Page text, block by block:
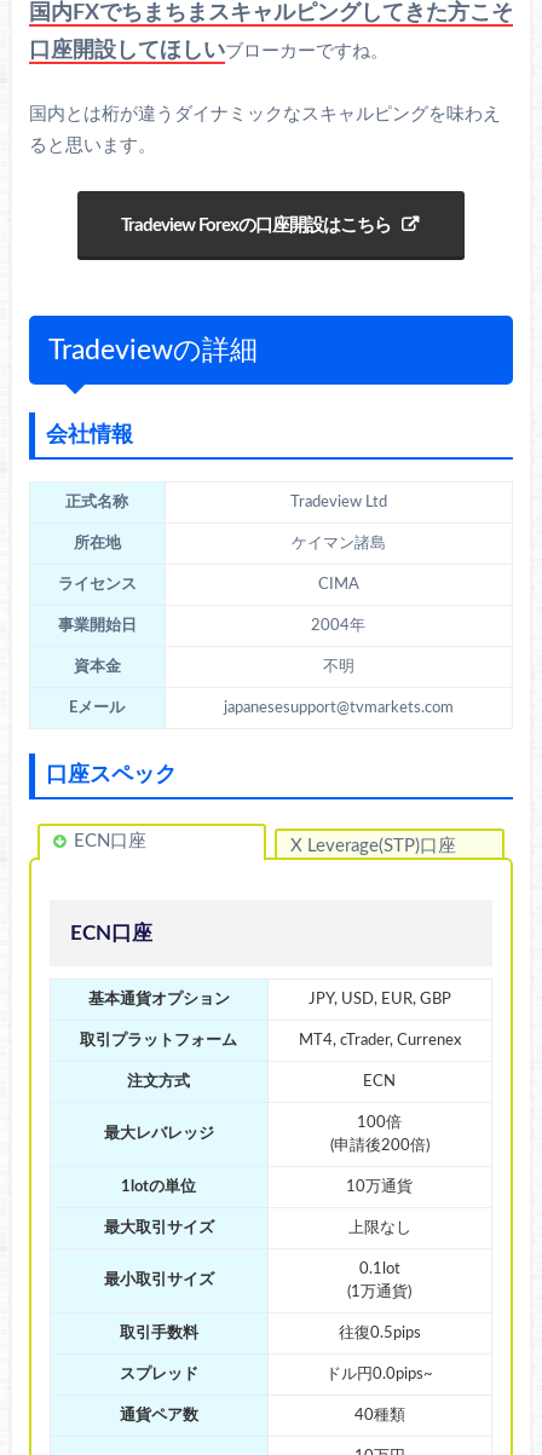
国内FXでちまちまスキャルピングしてきた方こそ
口座開設してほしいブローカーですね。
国内とは桁が違うダイナミックなスキャルピングを味わえ
ると思います。
Tradeview Forexの口座開設はこちら
Tradeviewの詳細
会社情報
正式名称 Tradeview Ltd
所在地 ケイマン諸島
ライセンス CIMA
事業開始日 2004年
資本金 不明
Eメール japanesesupport@tvmarkets.com
口座スペック
ECN口座 X Leverage(STP)口座
ECN口座
基本通貨オプション JPY, USD, EUR, GBP
取引プラットフォーム MT4, cTrader, Currenex
注文方式 ECN
最大レバレッジ
100倍
(申請後200倍)
1lotの単位 10万通貨
最大取引サイズ 上限なし
最小取引サイズ
0.1lot
(1万通貨)
取引手数料 往復0.5pips
スプレッド ドル円0.0pips~
通貨ペア数 40種類